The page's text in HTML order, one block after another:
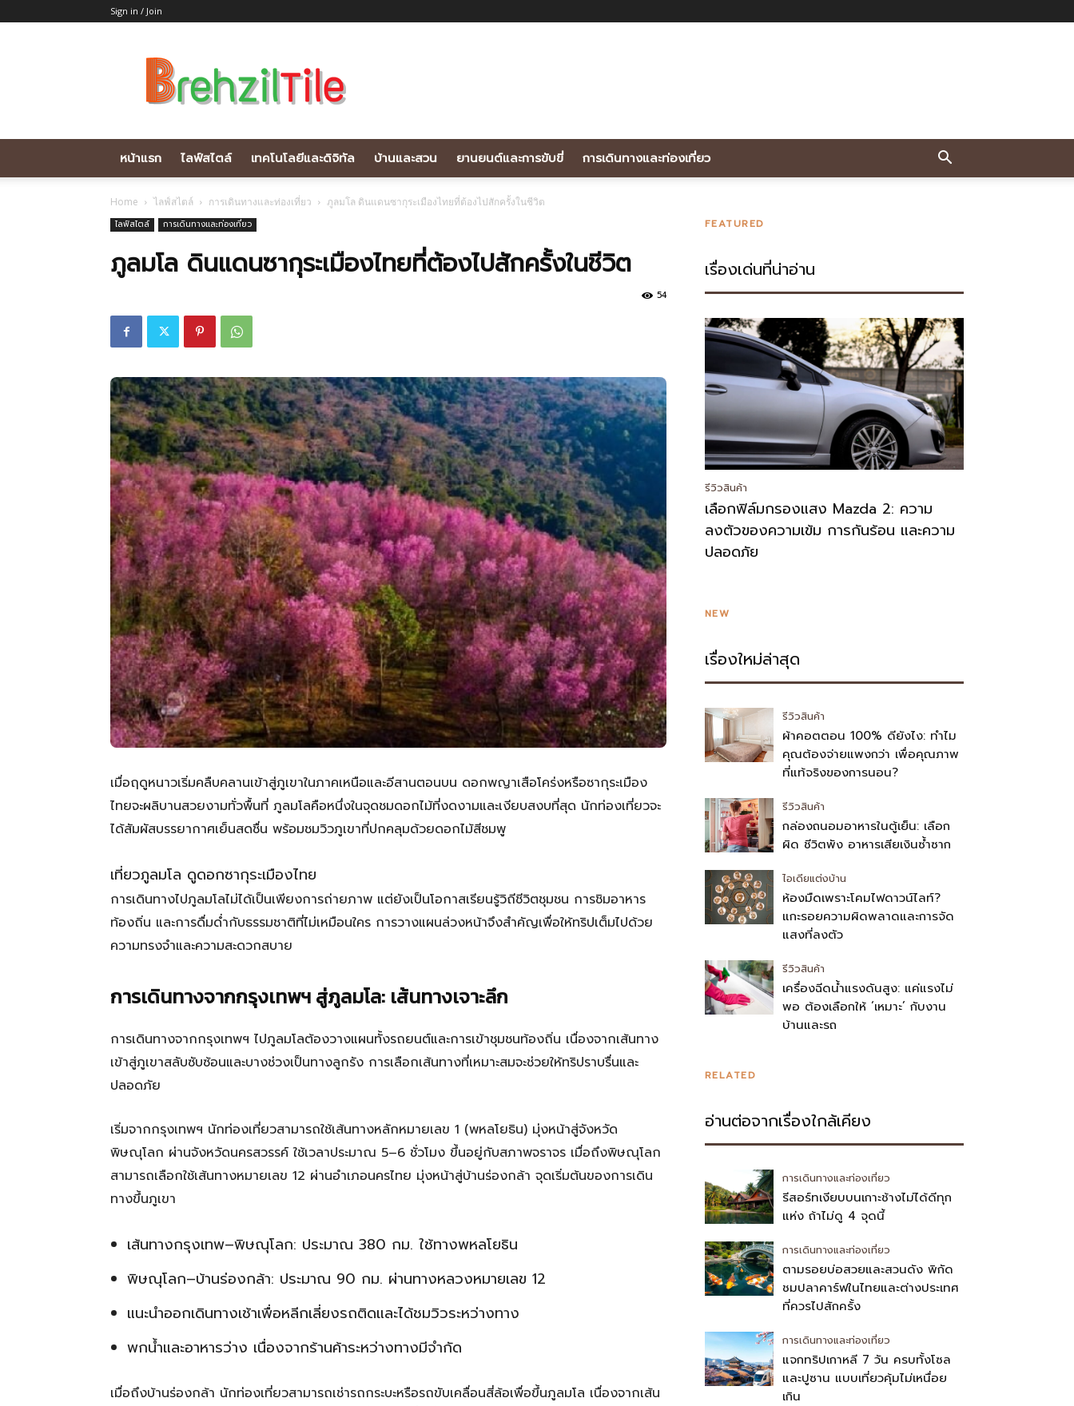
Sign in / Join
หน้าแรก ไลฟ์สไตล์ เทคโนโลยีและดิจิทัล บ้านและสวน ยานยนต์และการขับขี่ การเดินทางและท่องเที่ยว
Home ไลฟ์สไตล์ การเดินทางและท่องเที่ยว ภูลมโล ดินแดนซากุระเมืองไทยที่ต้องไปสักครั้งในชีวิต
ไลฟ์สไตล์ การเดินทางและท่องเที่ยว
ภูลมโล ดินแดนซากุระเมืองไทยที่ต้องไปสักครั้งในชีวิต
54
เมื่อฤดูหนาวเริ่มคลืบคลานเข้าสู่ภูเขาในภาคเหนือและอีสานตอนบน ดอกพญาเสือโคร่งหรือซากุระเมือง
ไทยจะผลิบานสวยงามทั่วพื้นที่ ภูลมโลคือหนึ่งในจุดชมดอกไม้ที่งดงามและเงียบสงบที่สุด นักท่องเที่ยวจะ
ได้สัมผัสบรรยากาศเย็นสดชื่น พร้อมชมวิวภูเขาที่ปกคลุมด้วยดอกไม้สีชมพู
เที่ยวภูลมโล ดูดอกซากุระเมืองไทย
การเดินทางไปภูลมโลไม่ได้เป็นเพียงการถ่ายภาพ แต่ยังเป็นโอกาสเรียนรู้วิถีชีวิตชุมชน การชิมอาหาร
ท้องถิ่น และการดื่มด่ำกับธรรมชาติที่ไม่เหมือนใคร การวางแผนล่วงหน้าจึงสำคัญเพื่อให้ทริปเต็มไปด้วย
ความทรงจำและความสะดวกสบาย
การเดินทางจากกรุงเทพฯ สู่ภูลมโล: เส้นทางเจาะลึก
การเดินทางจากกรุงเทพฯ ไปภูลมโลต้องวางแผนทั้งรถยนต์และการเข้าชุมชนท้องถิ่น เนื่องจากเส้นทาง
เข้าสู่ภูเขาสลับซับซ้อนและบางช่วงเป็นทางลูกรัง การเลือกเส้นทางที่เหมาะสมจะช่วยให้ทริปราบรื่นและ
ปลอดภัย
เริ่มจากกรุงเทพฯ นักท่องเที่ยวสามารถใช้เส้นทางหลักหมายเลข 1 (พหลโยธิน) มุ่งหน้าสู่จังหวัด
พิษณุโลก ผ่านจังหวัดนครสวรรค์ ใช้เวลาประมาณ 5–6 ชั่วโมง ขึ้นอยู่กับสภาพจราจร เมื่อถึงพิษณุโลก
สามารถเลือกใช้เส้นทางหมายเลข 12 ผ่านอำเภอนครไทย มุ่งหน้าสู่บ้านร่องกล้า จุดเริ่มต้นของการเดิน
ทางขึ้นภูเขา
เส้นทางกรุงเทพ–พิษณุโลก: ประมาณ 380 กม. ใช้ทางพหลโยธิน
พิษณุโลก–บ้านร่องกล้า: ประมาณ 90 กม. ผ่านทางหลวงหมายเลข 12
แนะนำออกเดินทางเช้าเพื่อหลีกเลี่ยงรถติดและได้ชมวิวระหว่างทาง
พกน้ำและอาหารว่าง เนื่องจากร้านค้าระหว่างทางมีจำกัด
เมื่อถึงบ้านร่องกล้า นักท่องเที่ยวสามารถเช่ารถกระบะหรือรถขับเคลื่อนสี่ล้อเพื่อขึ้นภูลมโล เนื่องจากเส้น
FEATURED
เรื่องเด่นที่น่าอ่าน
รีวิวสินค้า
เลือกฟิล์มกรองแสง Mazda 2: ความ
ลงตัวของความเข้ม การกันร้อน และความ
ปลอดภัย
NEW
เรื่องใหม่ล่าสุด
รีวิวสินค้า
ผ้าคอตตอน 100% ดียังไง: ทำไม
คุณต้องจ่ายแพงกว่า เพื่อคุณภาพ
ที่แท้จริงของการนอน?
รีวิวสินค้า
กล่องถนอมอาหารในตู้เย็น: เลือก
ผิด ชีวิตพัง อาหารเสียเงินซ้ำซาก
ไอเดียแต่งบ้าน
ห้องมืดเพราะโคมไฟดาวน์ไลท์?
แกะรอยความผิดพลาดและการจัด
แสงที่ลงตัว
รีวิวสินค้า
เครื่องฉีดน้ำแรงดันสูง: แค่แรงไม่
พอ ต้องเลือกให้ ‘เหมาะ’ กับงาน
บ้านและรถ
RELATED
อ่านต่อจากเรื่องใกล้เคียง
การเดินทางและท่องเที่ยว
รีสอร์ทเงียบบนเกาะช้างไม่ได้ดีทุก
แห่ง ถ้าไม่ดู 4 จุดนี้
การเดินทางและท่องเที่ยว
ตามรอยบ่อสวยและสวนดัง พิกัด
ชมปลาคาร์ฟในไทยและต่างประเทศ
ที่ควรไปสักครั้ง
การเดินทางและท่องเที่ยว
แจกทริปเกาหลี 7 วัน ครบทั้งโซล
และปูซาน แบบเที่ยวคุ้มไม่เหนื่อย
เกิน